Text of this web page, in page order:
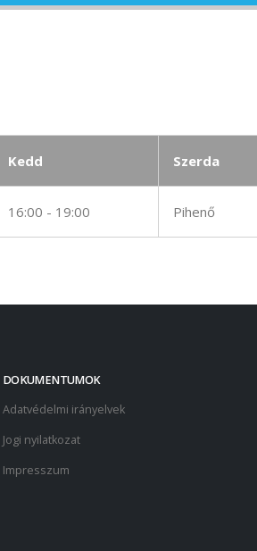
Kedd Szerda
16:00 - 19:00 Pihenő
DOKUMENTUMOK
Adatvédelmi irányelvek
Jogi nyilatkozat
Impresszum